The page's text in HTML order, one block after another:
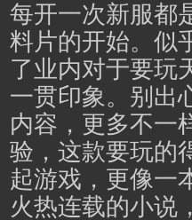
每开一次新服都
料片的开始。似
了业内对于要玩
一贯印象。别出
内容，更多不一
验，这款要玩的
起游戏，更像一
火热连载的小说